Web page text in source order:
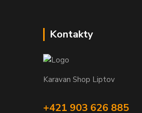
Kontakty
Karavan Shop Liptov
+421 903 626 885